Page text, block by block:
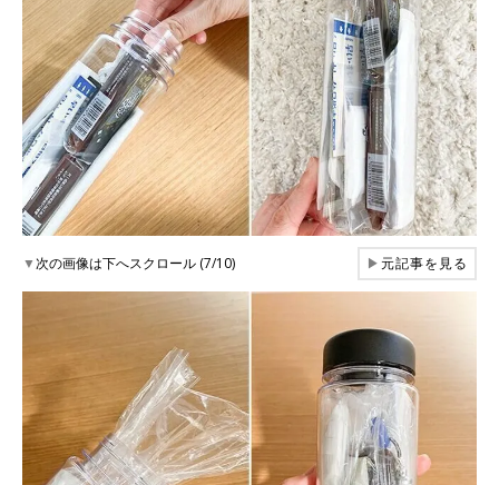
▼次の画像は下へスクロール (7/10) ▶元記事を見る